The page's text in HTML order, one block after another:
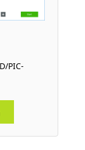
PIC-